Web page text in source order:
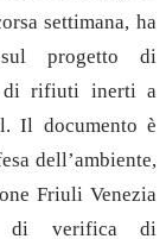
settimana, ha
sul progetto di
di rifiuti inerti a
Il documento è
dell’ambiente,
Friuli Venezia
di verifica di